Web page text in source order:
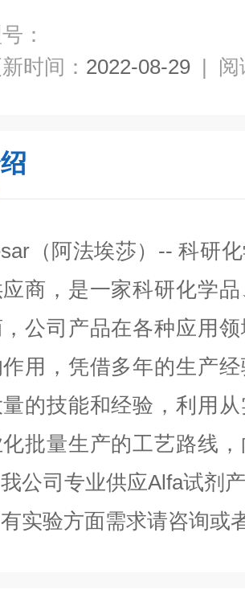
：
时间： 2022-08-29 | 阅
（阿法埃莎）-- 科研
商，是一家科研化学
公司产品在各种应用
用，凭借多年的生产
的技能和经验，利用
批量生产的工艺路线
公司专业供应Alfa试剂
实验方面需求请咨询或